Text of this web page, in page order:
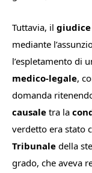
Tuttavia, il giudice
mediante
l’espletamento di
medico-legale,
domanda
causale tra la
verdetto era stato
Tribunale della
grado, che aveva